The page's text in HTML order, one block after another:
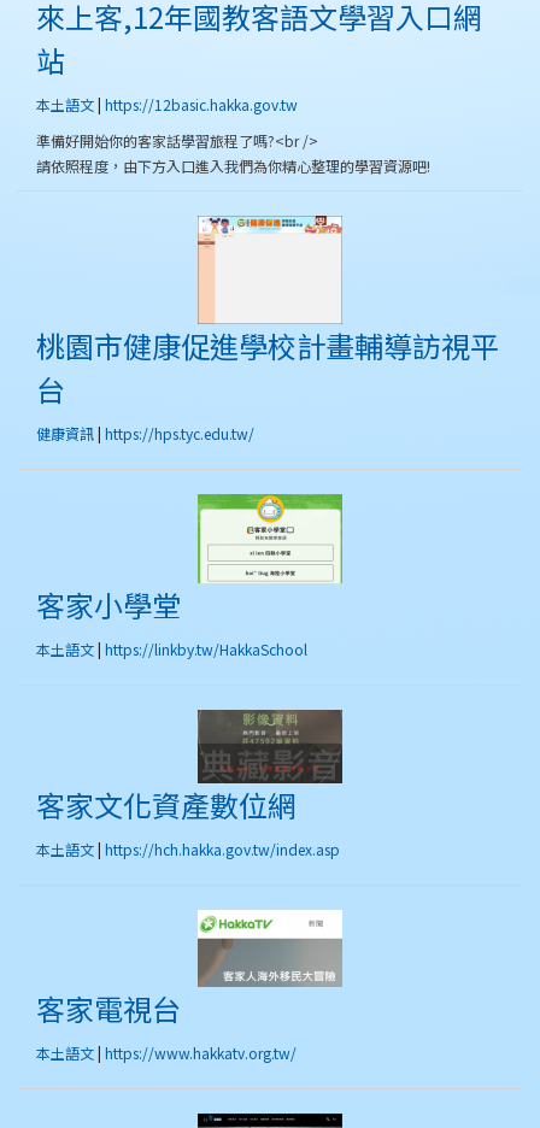
來上客,12年國教客語文學習入口網
站
本土語文| https://12basic.hakka.gov.tw
準備好開始你的客家話學習旅程了嗎?<br />
請依照程度，由下方入口進入我們為你精心整理的學習資源吧!
桃園市健康促進學校
桃園市健康促進學校計畫輔導訪視平
台
健康資訊| https://hps.tyc.edu.tw/
客家小學堂
本土語文| https://linkby.tw/HakkaSchool
客家文化資產數位網
客家文化資產數位網
本土語文| https://hch.hakka.gov.tw/index.asp
客家電視台
本土語文| https://www.hakkatv.org.tw/